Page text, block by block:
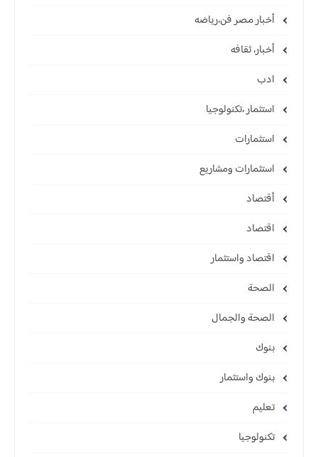
أخبار مصر فن،رياضه
أخبار، ثقافه
ادب
استثمار ،تكنولوجيا
استثمارات
استثمارات ومشاريع
أقتصاد
اقتصاد
اقتصاد واستثمار
الصحة
الصحة والجمال
بنوك
بنوك واستثمار
تعليم
تكنولوجيا